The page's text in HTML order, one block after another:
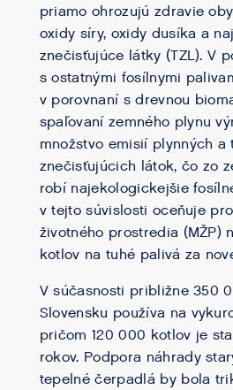
priamo ohrozujú zdravie
oxidy síry, oxidy dusíka a
znečisťujúce látky (TZL). V
s ostatnými fosílnymi
v porovnaní s drevnou
spaľovaní zemného plynu
množstvo emisií plynných a
znečisťujúcich látok, čo zo
robí najekologickejšie
v tejto súvislosti oceňuje
životného prostredia (MŽP)
kotlov na tuhé palivá za
V súčasnosti približne 350
Slovensku používa na
pričom 120 000 kotlov je
rokov. Podpora náhrady
tepelné čerpadlá by bola